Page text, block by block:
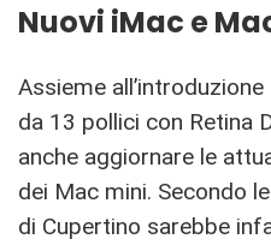
Nuovi iMac e
Assieme
da 13 pollici con Retina
anche aggiornare le
dei Mac mini. Secondo
di Cupertino sarebbe